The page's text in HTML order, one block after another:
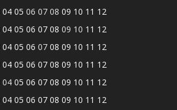
04 05 06 07 08 09 10 11 12
04 05 06 07 08 09 10 11 12
04 05 06 07 08 09 10 11 12
04 05 06 07 08 09 10 11 12
04 05 06 07 08 09 10 11 12
04 05 06 07 08 09 10 11 12